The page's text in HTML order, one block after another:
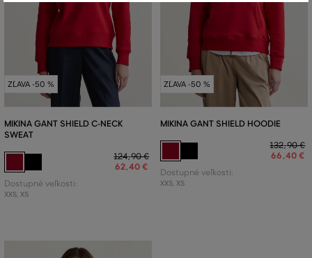
ZĽAVA -50 %
MIKINA GANT SHIELD C-NECK
SWEAT
124,90 €
62,40 €
Dostupné veľkosti:
XXS, XS
ZĽAVA -50 %
MIKINA GANT SHIELD HOODIE
132,90 €
66,40 €
Dostupné veľkosti:
XXS, XS